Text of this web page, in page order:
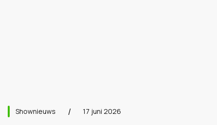
Shownieuws 17 juni 2026